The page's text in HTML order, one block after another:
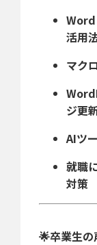
活用
マク
ジ更
AIツ
就職
対策
🌟卒業生の